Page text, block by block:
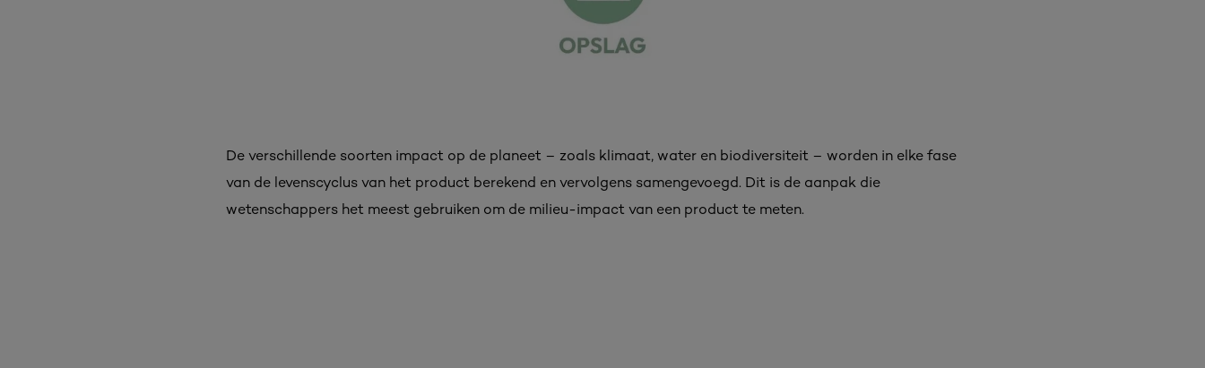
De verschillende soorten impact op de planeet – zoals klimaat, water en biodiversiteit – worden in elke fase
van de levenscyclus van het product berekend en vervolgens samengevoegd. Dit is de aanpak die
wetenschappers het meest gebruiken om de milieu-impact van een product te meten.​